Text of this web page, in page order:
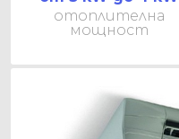
отоплителна
мощност